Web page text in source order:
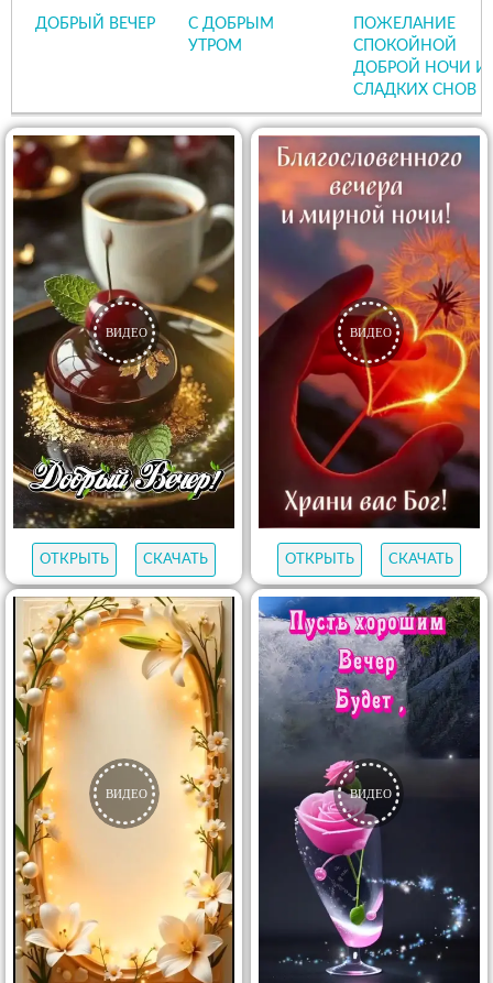
ДОБРЫЙ ВЕЧЕР
С ДОБРЫМ
УТРОМ
ПОЖЕЛАНИЕ
СПОКОЙНОЙ
ДОБРОЙ НОЧИ И
СЛАДКИХ СНОВ
ОТКРЫТЬ СКАЧАТЬ ОТКРЫТЬ СКАЧАТЬ